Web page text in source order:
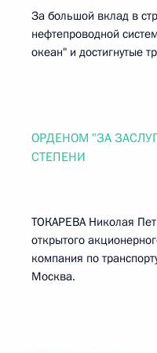
За большой вклад в
нефтепроводной
океан" и достигнутые
ОРДЕНОМ "ЗА
СТЕПЕНИ
ТОКАРЕВА Николая
открытого
компания по
Москва.